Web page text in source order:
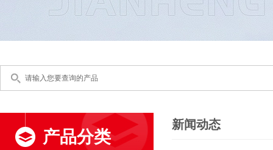
产品分类
新闻动态